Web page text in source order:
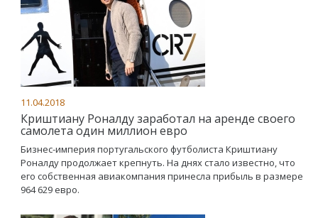
11.04.2018
Криштиану Роналду заработал на аренде своего
самолета один миллион евро
Бизнес-империя португальского футболиста Криштиану
Роналду продолжает крепнуть. На днях стало известно, что
его собственная авиакомпания принесла прибыль в размере
964 629 евро.